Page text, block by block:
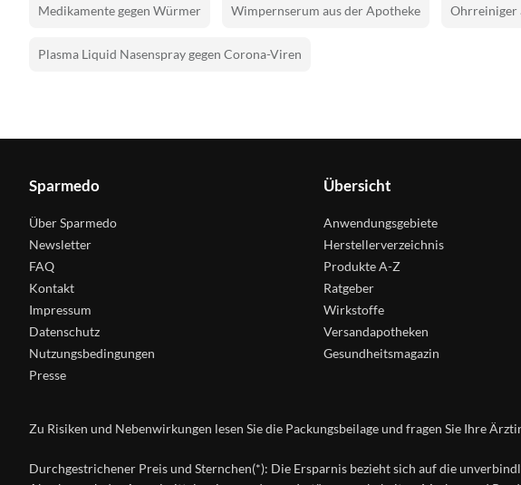
Medikamente gegen Würmer Wimpernserum aus der Apotheke Ohrreiniger
Plasma Liquid Nasenspray gegen Corona-Viren
Sparmedo
Über Sparmedo
Newsletter
FAQ
Kontakt
Impressum
Datenschutz
Nutzungsbedingungen
Presse
Übersicht
Anwendungsgebiete
Herstellerverzeichnis
Produkte A-Z
Ratgeber
Wirkstoffe
Versandapotheken
Gesundheitsmagazin
Zu Risiken und Nebenwirkungen lesen Sie die Packungsbeilage und fragen Sie Ihre
Durchgestrichener Preis und Sternchen(*): Die Ersparnis bezieht sich auf die